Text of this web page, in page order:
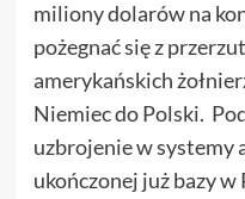
miliony dolarów na
pożegnać się z
amerykańskich
Niemiec do Polski.
uzbrojenie w systemy
ukończonej już bazy